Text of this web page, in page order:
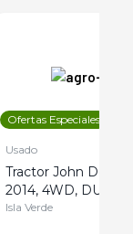
Ofertas Especiales
Usado
Tractor John Deere
2014, 4WD, DUAL
Isla Verde